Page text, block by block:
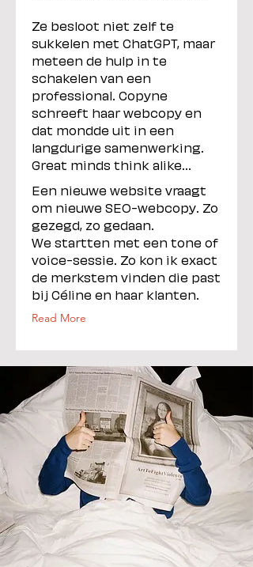
Ze besloot niet zelf te
sukkelen met ChatGPT, maar
meteen de hulp in te
schakelen van een
professional. Copyne
schreeft haar webcopy en
dat mondde uit in een
langdurige samenwerking.
Great minds think alike...
Een nieuwe website vraagt
om nieuwe SEO-webcopy. Zo
gezegd, zo gedaan.
We startten met een tone of
voice-sessie. Zo kon ik exact
de merkstem vinden die past
bij Céline en haar klanten.
Read More